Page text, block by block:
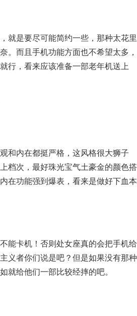
就是要尽可能简约一些，那种太花里
。而且手机功能方面也不希望太多，
行，看来应该准备一部老年机送上
和内在都挺严格，这风格很大狮子
档次，最好珠光宝气土豪金的颜色搭
在功能强到爆表，看来是做好下血本
能卡机！否则处女座真的会把手机给
义者你们说是吧？但是如果没有那种
就给他们一部比较经摔的吧。